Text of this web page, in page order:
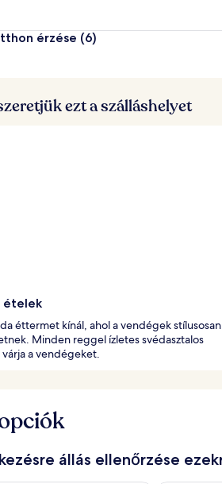
érzése (6)
ezt a szálláshelyet
ételek
éttermet kínál, ahol a vendégek stílusosan
Minden reggel ízletes svédasztalos
a vendégeket.
állás ellenőrzése